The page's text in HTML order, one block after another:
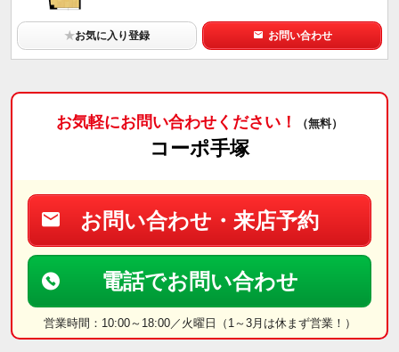
★お気に入り登録 お問い合わせ
お気軽にお問い合わせください！ （無料）
コーポ手塚
お問い合わせ・来店予約
電話でお問い合わせ
営業時間：10:00～18:00／火曜日（1～3月は休まず営業！）